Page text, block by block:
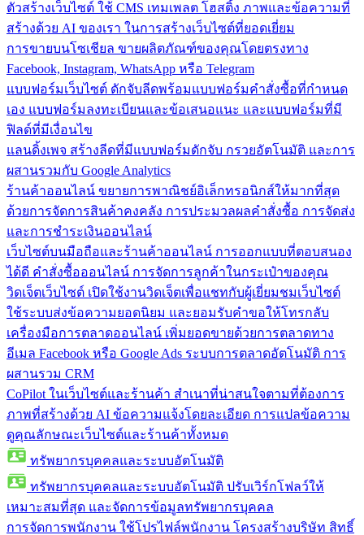
ตัวสร้างเว็บไซต์ ใช้ CMS เทมเพลต โฮสติ้ง ภาพและข้อความที่
สร้างด้วย AI ของเรา ในการสร้างเว็บไซต์ที่ยอดเยี่ยม
การขายบนโซเชียล ขายผลิตภัณฑ์ของคุณโดยตรงทาง
Facebook, Instagram, WhatsApp หรือ Telegram
แบบฟอร์มเว็บไซต์ ดักจับลีดพร้อมแบบฟอร์มคำสั่งซื้อที่กำหนด
เอง แบบฟอร์มลงทะเบียนและข้อเสนอแนะ และแบบฟอร์มที่มี
ฟิลด์ที่มีเงื่อนไข
แลนดิ้งเพจ สร้างลีดที่มีแบบฟอร์มดักจับ กรวยอัตโนมัติ และการ
ผสานรวมกับ Google Analytics
ร้านค้าออนไลน์ ขยายการพาณิชย์อิเล็กทรอนิกส์ให้มากที่สุด
ด้วยการจัดการสินค้าคงคลัง การประมวลผลคำสั่งซื้อ การจัดส่ง
และการชำระเงินออนไลน์
เว็บไซต์บนมือถือและร้านค้าออนไลน์ การออกแบบที่ตอบสนอง
ได้ดี คำสั่งซื้อออนไลน์ การจัดการลูกค้าในกระเป๋าของคุณ
วิดเจ็ตเว็บไซต์ เปิดใช้งานวิดเจ็ตเพื่อแชทกับผู้เยี่ยมชมเว็บไซต์
ใช้ระบบส่งข้อความยอดนิยม และยอมรับคำขอให้โทรกลับ
เครื่องมือการตลาดออนไลน์ เพิ่มยอดขายด้วยการตลาดทาง
อีเมล Facebook หรือ Google Ads ระบบการตลาดอัตโนมัติ การ
ผสานรวม CRM
CoPilot ในเว็บไซต์และร้านค้า สำเนาที่น่าสนใจตามที่ต้องการ
ภาพที่สร้างด้วย AI ข้อความแจ้งโดยละเอียด การแปลข้อความ
ดูคุณลักษณะเว็บไซต์และร้านค้าทั้งหมด
ทรัพยากรบุคคลและระบบอัตโนมัติ
ทรัพยากรบุคคลและระบบอัตโนมัติ ปรับเวิร์กโฟลว์ให้
เหมาะสมที่สุด และจัดการข้อมูลทรัพยากรบุคคล
การจัดการพนักงาน ใช้โปรไฟล์พนักงาน โครงสร้างบริษัท สิทธิ์